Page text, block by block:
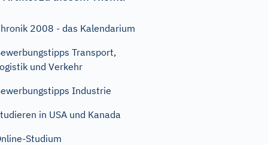
2008 - das Kalendarium
Transport,
und Verkehr
Industrie
in USA und Kanada
Studium